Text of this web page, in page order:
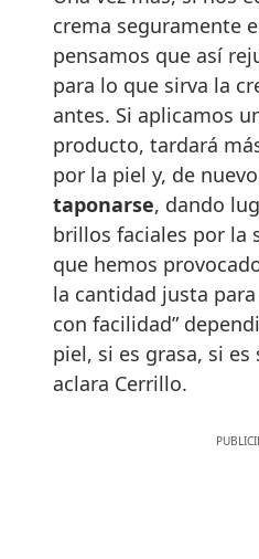
crema seguramente
pensamos que así
para lo que sirva la
antes. Si aplicamos
producto, tardará
por la piel y, de
taponarse, dando
brillos faciales por la
que hemos
la cantidad justa
con facilidad”
piel, si es grasa, si es
aclara Cerrillo.